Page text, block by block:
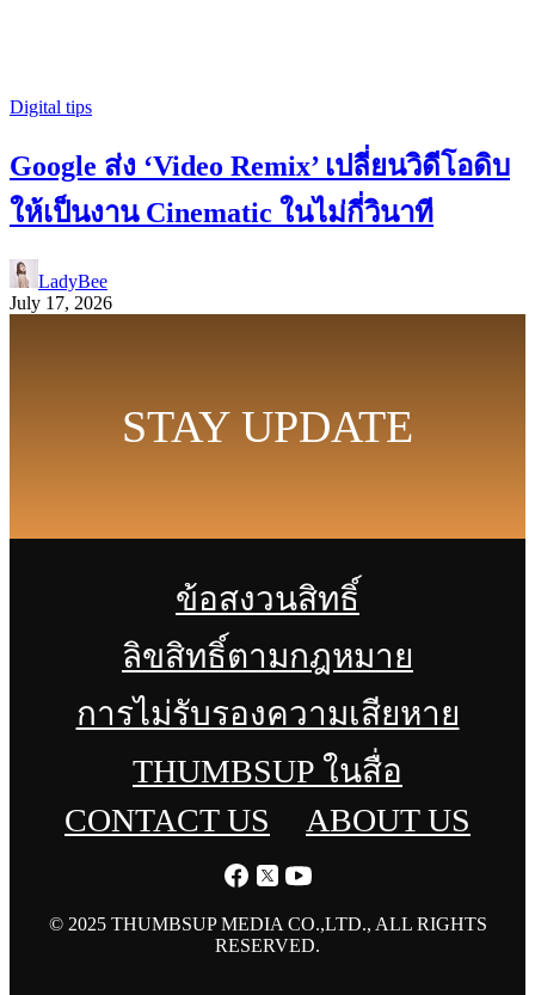
Digital tips
Google ส่ง ‘Video Remix’ เปลี่ยนวิดีโอดิบ
ให้เป็นงาน Cinematic ในไม่กี่วินาที
LadyBee
July 17, 2026
STAY UPDATE
ข้อสงวนสิทธิ์
ลิขสิทธิ์ตามกฎหมาย
การไม่รับรองความเสียหาย
THUMBSUP ในสื่อ
CONTACT US
ABOUT US
© 2025 THUMBSUP MEDIA CO.,LTD., ALL RIGHTS
RESERVED.